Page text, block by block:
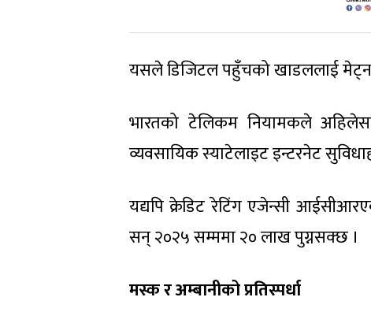
यसले डिजिटल पहुँचको खाडललाई
भारतको टेलिकम नियामकले
व्यवसायिक स्याटेलाइट इन्टरनेट
यद्यपि क्रेडिट रेटिंग एजेन्सी
सन् २०२५ सम्ममा २० लाख पुग्नसक्छ ।
मस्क र अम्बानीको प्रतिस्पर्धा